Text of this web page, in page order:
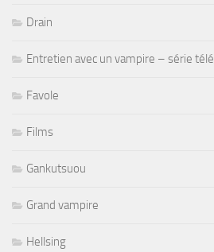
Drain
Entretien avec un vampire – série télé
Favole
Films
Gankutsuou
Grand vampire
Hellsing